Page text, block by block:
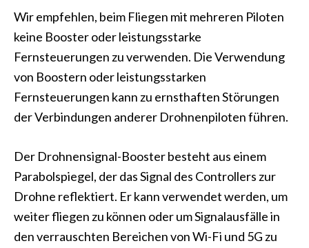
Wir empfehlen, beim Fliegen mit mehreren Piloten
keine Booster oder leistungsstarke
Fernsteuerungen zu verwenden. Die Verwendung
von Boostern oder leistungsstarken
Fernsteuerungen kann zu ernsthaften Störungen
der Verbindungen anderer Drohnenpiloten führen.
Der Drohnensignal-Booster besteht aus einem
Parabolspiegel, der das Signal des Controllers zur
Drohne reflektiert. Er kann verwendet werden, um
weiter fliegen zu können oder um Signalausfälle in
den verrauschten Bereichen von Wi-Fi und 5G zu